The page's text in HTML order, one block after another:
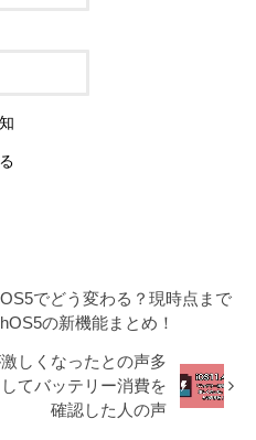
でどう変わる？現時点まで
の新機能まとめ！
しくなったとの声多
てバッテリー消費を
確認した人の声